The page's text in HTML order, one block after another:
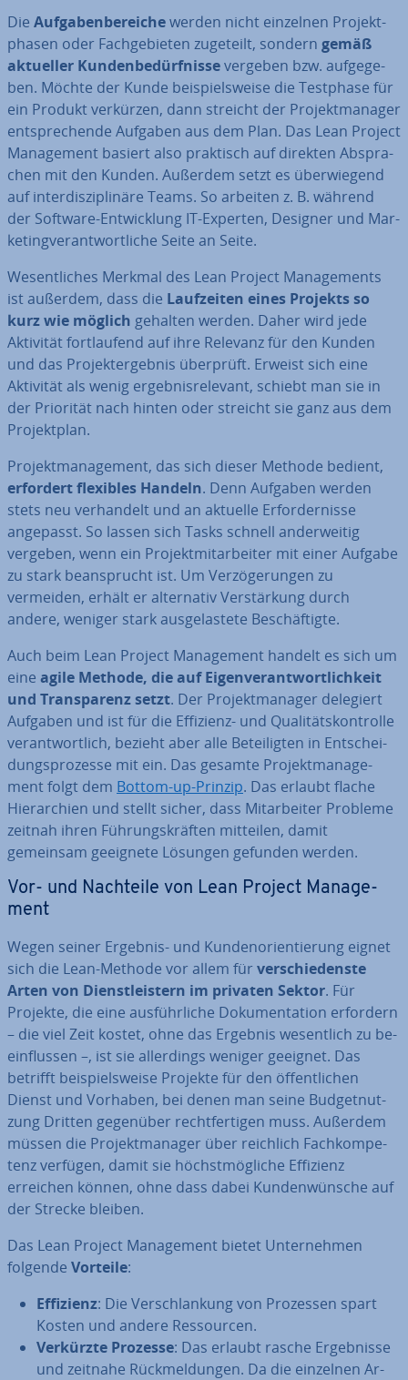
Die Auf­ga­ben­be­rei­chewerden nicht einzelnen Pro­jekt­
pha­sen oder Fach­ge­bie­ten zugeteilt, sondern gemäß
aktueller Kun­den­be­dürf­nis­severgeben bzw. auf­ge­ge­
ben. Möchte der Kunde bei­spiels­wei­se die Testphase für
ein Produkt verkürzen, dann streicht der Pro­jekt­ma­na­ger
ent­spre­chen­de Aufgaben aus dem Plan. Das Lean Project
Ma­nage­ment basiert also praktisch auf direkten Ab­spra­
chen mit den Kunden. Außerdem setzt es über­wie­gend
auf in­ter­dis­zi­pli­nä­re Teams. So arbeiten z. B. während
der Software-Ent­wick­lung IT-Experten, Designer und Mar­
ke­ting­ver­ant­wort­li­che Seite an Seite.
We­sent­li­ches Merkmal des Lean Project Ma­nage­ments
ist außerdem, dass die Lauf­zei­ten eines Projekts so
kurz wie möglich gehalten werden. Daher wird jede
Aktivität fort­lau­fend auf ihre Relevanz für den Kunden
und das Pro­jekt­er­geb­nis überprüft. Erweist sich eine
Aktivität als wenig er­geb­nis­re­le­vant, schiebt man sie in
der Priorität nach hinten oder streicht sie ganz aus dem
Pro­jekt­plan.
Pro­jekt­ma­nage­ment, das sich dieser Methode bedient,
erfordert flexibles Handeln. Denn Aufgaben werden
stets neu ver­han­delt und an aktuelle Er­for­der­nis­se
angepasst. So lassen sich Tasks schnell an­der­wei­tig
vergeben, wenn ein Pro­jekt­mit­ar­bei­ter mit einer Aufgabe
zu stark be­an­sprucht ist. Um Ver­zö­ge­run­gen zu
vermeiden, erhält er al­ter­na­tiv Ver­stär­kung durch
andere, weniger stark aus­ge­las­te­te Be­schäf­tig­te.
Auch beim Lean Project Ma­nage­ment handelt es sich um
eine agile Methode, die auf Ei­gen­ver­ant­wort­lich­keit
und Trans­pa­renz setzt. Der Pro­jekt­ma­na­ger delegiert
Aufgaben und ist für die Effizienz- und Qua­li­täts­kon­trol­le
ver­ant­wort­lich, bezieht aber alle Be­tei­lig­ten in Ent­schei­
dungs­pro­zes­se mit ein. Das gesamte Pro­jekt­ma­nage­
ment folgt dem Bottom-up-Prinzip. Das erlaubt flache
Hier­ar­chien und stellt sicher, dass Mit­ar­bei­ter Probleme
zeitnah ihren Füh­rungs­kräf­ten mitteilen, damit
gemeinsam geeignete Lösungen gefunden werden.
Vor- und Nachteile von Lean Project Ma­nage­
ment
Wegen seiner Ergebnis- und Kun­den­ori­en­tie­rung eignet
sich die Lean-Methode vor allem für ver­schie­dens­te
Arten von Dienst­leis­tern im privaten Sektor. Für
Projekte, die eine aus­führ­li­che Do­ku­men­ta­ti­on erfordern
– die viel Zeit kostet, ohne das Ergebnis we­sent­lich zu be­
ein­flus­sen –, ist sie al­ler­dings weniger geeignet. Das
betrifft bei­spiels­wei­se Projekte für den öf­fent­li­chen
Dienst und Vorhaben, bei denen man seine Bud­get­nut­
zung Dritten gegenüber recht­fer­ti­gen muss. Außerdem
müssen die Pro­jekt­ma­na­ger über reichlich Fach­kom­pe­
tenz verfügen, damit sie höchst­mög­li­che Effizienz
erreichen können, ohne dass dabei Kun­den­wün­sche auf
der Strecke bleiben.
Das Lean Project Ma­nage­ment bietet Un­ter­neh­men
folgende Vorteile:
Effizienz: Die Ver­schlan­kung von Prozessen spart
Kosten und andere Res­sour­cen.
Verkürzte Prozesse: Das erlaubt rasche Er­geb­nis­se
und zeitnahe Rück­mel­dun­gen. Da die einzelnen Ar­